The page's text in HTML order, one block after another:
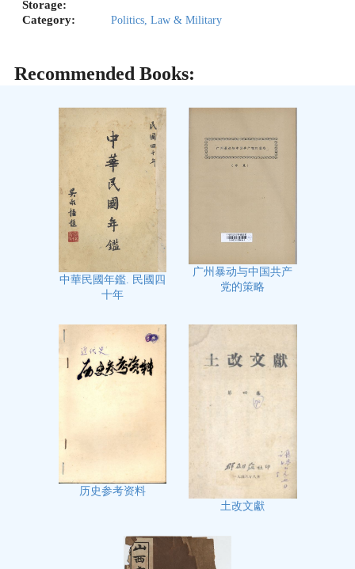
Storage:
Category: Politics, Law & Military
Recommended Books:
中華民國年鑑. 民國四
十年
广州暴动与中国共产
党的策略
历史参考资料
土改文獻